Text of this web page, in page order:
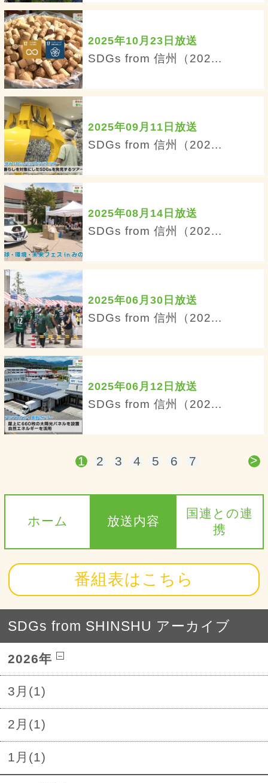
2025年10月23日放送
SDGs from 信州（202...
2025年09月11日放送
SDGs from 信州（202...
2025年08月14日放送
SDGs from 信州（202...
2025年06月30日放送
SDGs from 信州（202...
2025年06月12日放送
SDGs from 信州（202...
1 2 3 4 5 6 7 >
ホーム 放送内容
国連との連
携
番組表はこちら
SDGs from SHINSHU アーカイブ
2026年
3月(1)
2月(1)
1月(1)